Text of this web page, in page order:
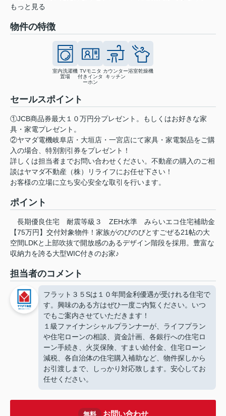
もっと見る
物件の特徴
室内洗濯機
置場
TVモニタ
付きインタ
ーホン
カウンター
キッチン
浴室乾燥機
セールスポイント
①JCB商品券最大１０万円分プレゼント。もしくはお好きな家
具・家電プレゼント。
②ヤマダ電機岐阜店・大垣店・一宮店にて家具・家電製品をご購
入の場合、特別割引券をプレゼント！
詳しくは担当者までお問い合わせください。不動産の購入のご相
談はヤマダ不動産（株）リライフにお任せ下さい！
お客様の立場に立ち安心安全な取引を行います。
ポイント
長期優良住宅 耐震等級３ ZEH水準
みらいエコ住宅補助金
【75万円】交付対象物件！家族がのびのびとすごぜる21帖の大
空間LDKと上部吹抜で開放感のあるデザイン階段を採用。豊富な
収納力を誇る大型WIC付きのお家♪
担当者のコメント
フラット３５Sは１０年間金利優遇が受けれる住宅で
す。興味のある方はぜひ一度ご内覧ください。いつ
でもご案内させていただきます！
１級ファイナンシャルプランナーが、ライフプラン
や住宅ローンの相談、資金計画、各銀行への住宅ロ
ーン手続き、火災保険、すまい給付金、住宅ローン
減税、各自治体の住宅購入補助など、物件探しから
お引渡しまで、しっかり対応致します。安心してお
任せください。
無料 お問い合わせ